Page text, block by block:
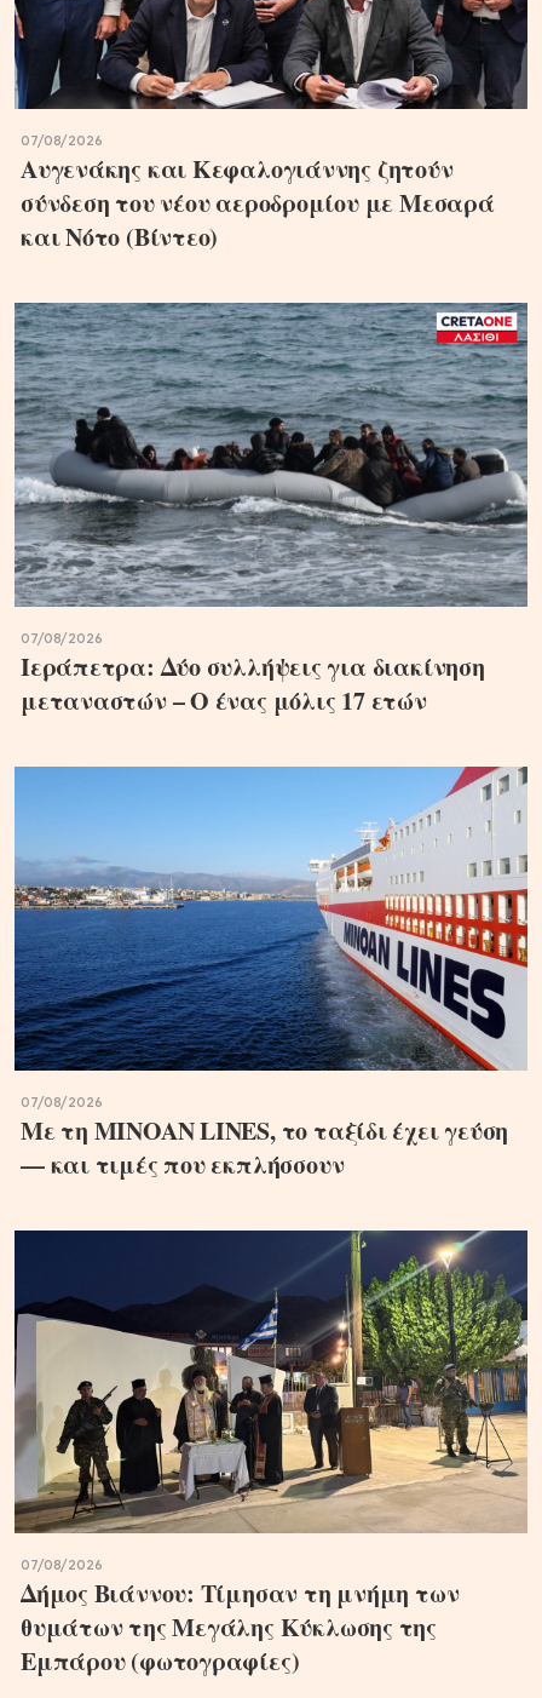
07/08/2026
Αυγενάκης και Κεφαλογιάννης ζητούν
σύνδεση του νέου αεροδρομίου με Μεσαρά
και Νότο (Βίντεο)
07/08/2026
Ιεράπετρα: Δύο συλλήψεις για διακίνηση
μεταναστών – Ο ένας μόλις 17 ετών
07/08/2026
Με τη MINOAN LINES, το ταξίδι έχει γεύση
— και τιμές που εκπλήσσουν
07/08/2026
Δήμος Βιάννου: Τίμησαν τη μνήμη των
θυμάτων της Μεγάλης Κύκλωσης της
Εμπάρου (φωτογραφίες)